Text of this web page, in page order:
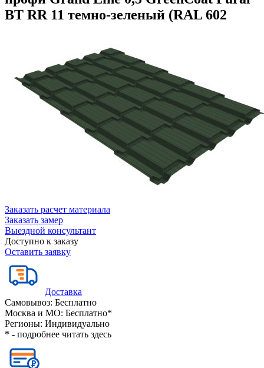
BT RR 11 темно-зеленый (RAL 602
Заказать расчет материала
Заказать замер
Выездной консультант
Доступно к заказу
Оставить заявку
Доставка
Самовывоз: Бесплатно
Москва и МО: Бесплатно*
Регионы: Индивидуально
* - подробнее читать здесь